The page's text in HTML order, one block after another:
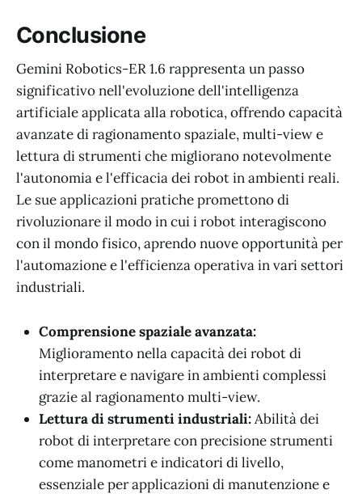
Conclusione
Gemini Robotics-ER 1.6 rappresenta un passo
significativo nell'evoluzione dell'intelligenza
artificiale applicata alla robotica, offrendo capacità
avanzate di ragionamento spaziale, multi-view e
lettura di strumenti che migliorano notevolmente
l'autonomia e l'efficacia dei robot in ambienti reali.
Le sue applicazioni pratiche promettono di
rivoluzionare il modo in cui i robot interagiscono
con il mondo fisico, aprendo nuove opportunità per
l'automazione e l'efficienza operativa in vari settori
industriali.
Comprensione spaziale avanzata:
Miglioramento nella capacità dei robot di
interpretare e navigare in ambienti complessi
grazie al ragionamento multi-view.
Lettura di strumenti industriali:Abilità dei
robot di interpretare con precisione strumenti
come manometri e indicatori di livello,
essenziale per applicazioni di manutenzione e